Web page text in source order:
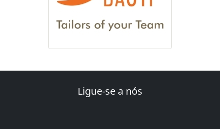
Ligue-se a nós